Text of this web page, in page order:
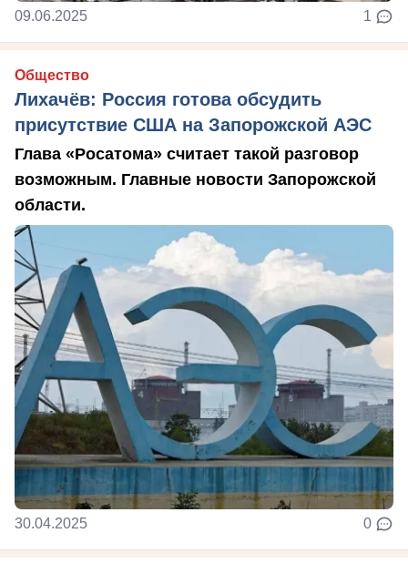
09.06.2025 1
Общество
Лихачёв: Россия готова обсудить
присутствие США на Запорожской АЭС
Глава «Росатома» считает такой разговор
возможным. Главные новости Запорожской
области.
30.04.2025 0